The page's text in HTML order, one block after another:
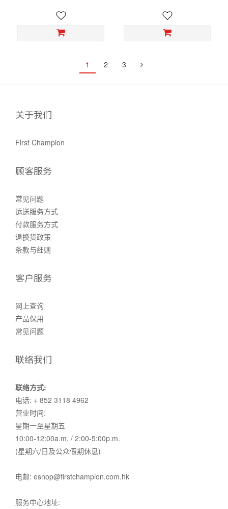
1 2 3
关于我们
First Champion
顾客服务
常见问题
运送服务方式
付款服务方式
退换货政策
条款与细则
客户服务
网上查询
产品保用
常见问题
联络我们
联络方式:
电话: + 852 3118 4962
营业时间:
星期一至星期五
10:00-12:00a.m. / 2:00-5:00p.m.
(星期六/日及公众假期休息)
电邮: eshop@firstchampion.com.hk
服务中心地址: